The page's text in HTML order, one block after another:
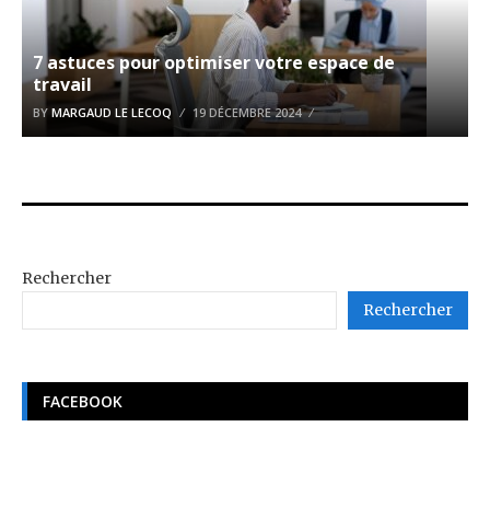
7 astuces pour optimiser votre espace de
travail
BY MARGAUD LE LECOQ 19 DÉCEMBRE 2024
Rechercher
Rechercher
FACEBOOK